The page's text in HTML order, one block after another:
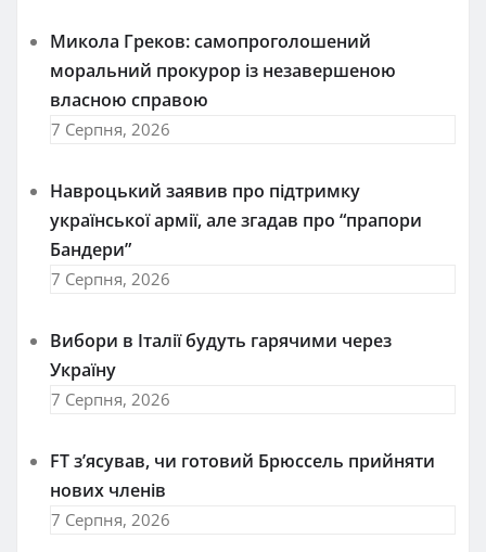
Микола Греков: самопроголошений
моральний прокурор із незавершеною
власною справою
7 Серпня, 2026
Навроцький заявив про підтримку
української армії, але згадав про “прапори
Бандери”
7 Серпня, 2026
Вибори в Італії будуть гарячими через
Україну
7 Серпня, 2026
FT зʼясував, чи готовий Брюссель прийняти
нових членів
7 Серпня, 2026